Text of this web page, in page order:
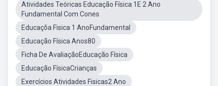
Atividades Teóricas Educação Física 1E 2 Ano
Fundamental Com Cones
Educaçõa Fisica 1 AnoFundamental
Educação Física Anos80
Ficha De AvaliaçãoEducação Física
Educação FísicaCrianças
Exercícios Atividades Fisicas2 Ano